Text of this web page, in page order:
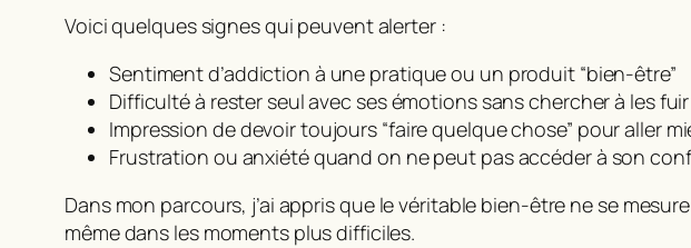
Voici quelques signes qui peuvent alerter :
Sentiment d’addiction à une pratique ou un produit “bien-être”
Difficulté à rester seul avec ses émotions sans chercher à les fuir
Impression de devoir toujours “faire quelque chose” pour aller
Frustration ou anxiété quand on ne peut pas accéder à son
Dans mon parcours, j’ai appris que le véritable bien-être ne se
même dans les moments plus difficiles.